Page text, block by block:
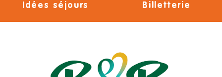
Idées séjours Billetterie